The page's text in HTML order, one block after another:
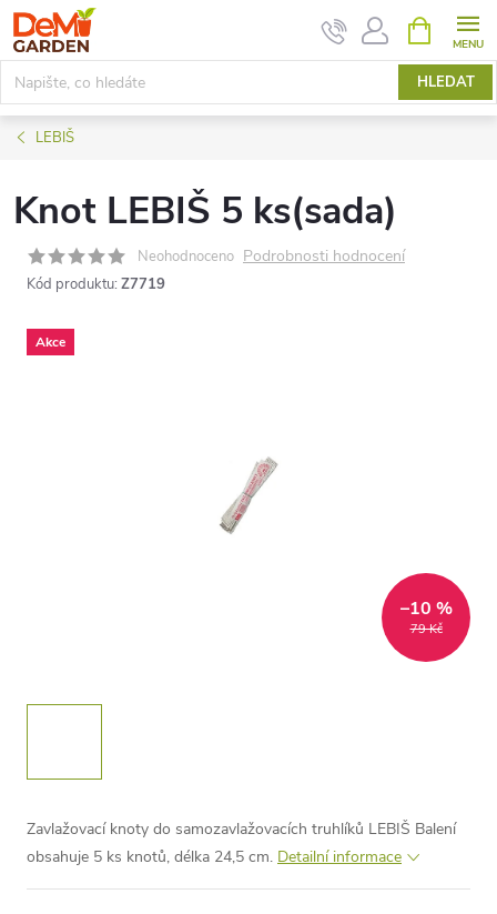
Přejít
na
obsah
HLEDAT
NÁKUPNÍ
KOŠÍK
LEBIŠ
Knot LEBIŠ 5 ks(sada)
Neohodnoceno Podrobnosti hodnocení
Kód produktu: Z7719
Akce
79 Kč
–10 %
Zavlažovací knoty do samozavlažovacích truhlíků LEBIŠ Balení
obsahuje 5 ks knotů, délka 24,5 cm. Detailní informace